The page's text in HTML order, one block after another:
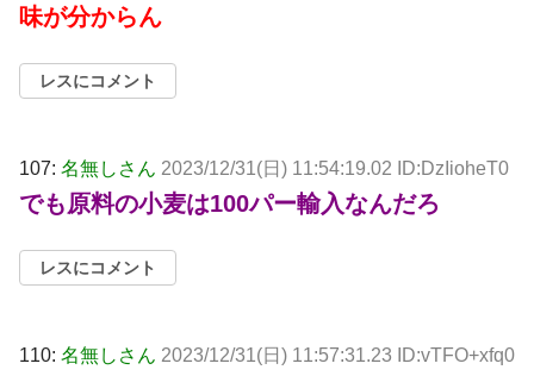
味が分からん
レスにコメント
107: 名無しさん 2023/12/31(日) 11:54:19.02 ID:DzIioheT0
でも原料の小麦は100パー輸入なんだろ
レスにコメント
110: 名無しさん 2023/12/31(日) 11:57:31.23 ID:vTFO+xfq0